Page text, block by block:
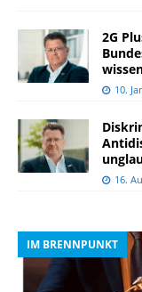
2G
10.
16.
IM BRENNPUNKT